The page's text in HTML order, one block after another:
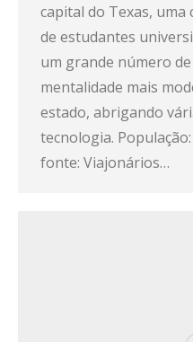
capital do Texas, uma
de estudantes
um grande número
mentalidade mais
estado, abrigando
tecnologia.
fonte: Viajonários…